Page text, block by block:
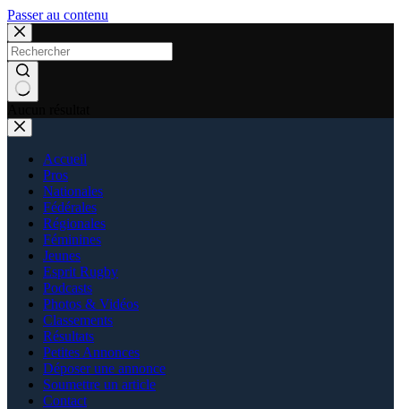
Passer au contenu
Accueil
Pros
Nationales
Fédérales
Régionales
Féminines
Jeunes
Esprit Rugby
Podcasts
Photos & Vidéos
Classements
Résultats
Petites Annonces
Déposer une annonce
Soumettre un article
Contact